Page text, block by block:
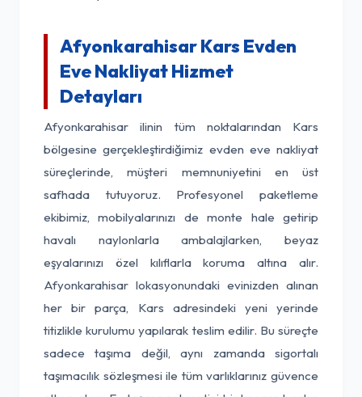
Afyonkarahisar Kars Evden
Eve Nakliyat Hizmet
Detayları
Afyonkarahisar ilinin tüm noktalarından Kars
bölgesine gerçekleştirdiğimiz evden eve nakliyat
süreçlerinde, müşteri memnuniyetini en üst
safhada tutuyoruz. Profesyonel paketleme
ekibimiz, mobilyalarınızı de monte hale getirip
havalı naylonlarla ambalajlarken, beyaz
eşyalarınızı özel kılıflarla koruma altına alır.
Afyonkarahisar lokasyonundaki evinizden alınan
her bir parça, Kars adresindeki yeni yerinde
titizlikle kurulumu yapılarak teslim edilir. Bu süreçte
sadece taşıma değil, aynı zamanda sigortalı
taşımacılık sözleşmesi ile tüm varlıklarınız güvence